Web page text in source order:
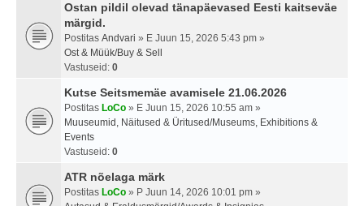
Ostan pildil olevad tänapäevased Eesti kaitseväe
märgid.
Postitas Andvari » E Juun 15, 2026 5:43 pm »
Ost & Müük/Buy & Sell
Vastuseid: 0
Kutse Seitsmemäe avamisele 21.06.2026
Postitas LoCo » E Juun 15, 2026 10:55 am »
Muuseumid, Näitused & Üritused/Museums, Exhibitions &
Events
Vastuseid: 0
ATR nõelaga märk
Postitas LoCo » P Juun 14, 2026 10:01 pm »